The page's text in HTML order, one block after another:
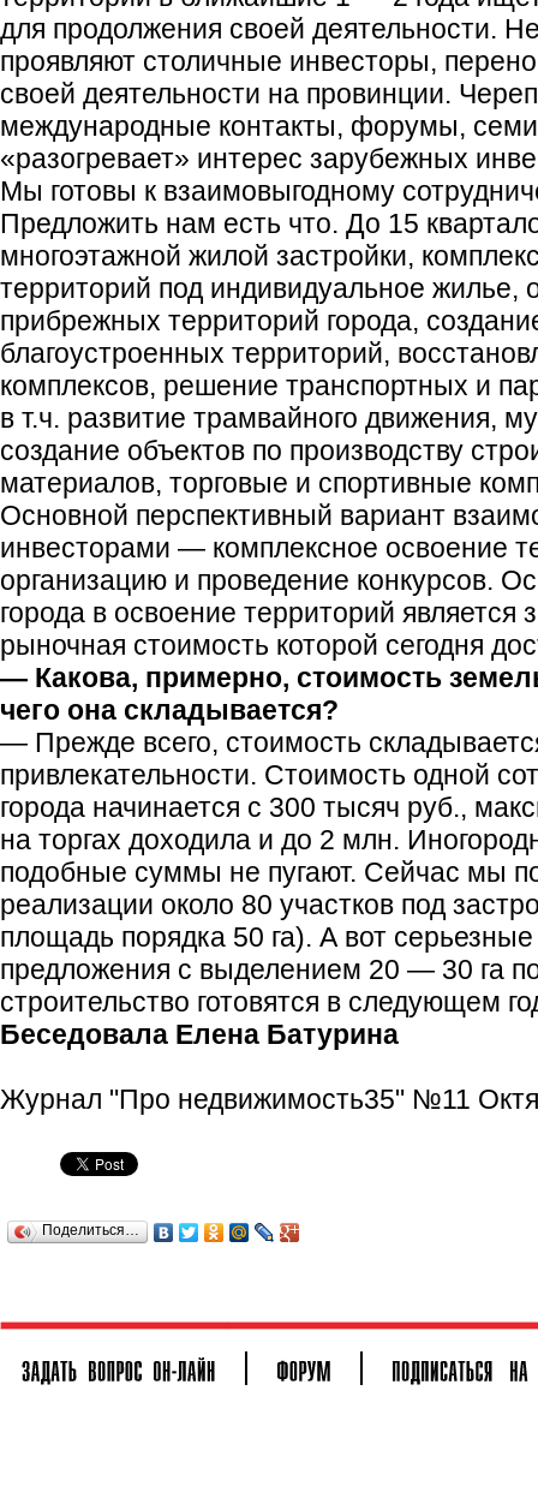
для продолжения своей деятельности.
проявляют столичные инвесторы,
своей деятельности на провинции.
международные контакты, форумы,
«разогревает» интерес зарубежных
Мы готовы к взаимовыгодному
Предложить нам есть что. До 15
многоэтажной жилой застройки,
территорий под индивидуальное жилье,
прибрежных территорий города,
благоустроенных территорий,
комплексов, решение транспортных и
в т.ч. развитие трамвайного движения,
создание объектов по производству
материалов, торговые и спортивные
Основной перспективный вариант
инвесторами — комплексное освоение
организацию и проведение конкурсов.
города в освоение территорий является
рыночная стоимость которой сегодня
— Какова, примерно, стоимость
чего она складывается?
— Прежде всего, стоимость
привлекательности. Стоимость одной
города начинается с 300 тысяч руб.,
на торгах доходила и до 2 млн.
подобные суммы не пугают. Сейчас мы
реализации около 80 участков под
площадь порядка 50 га). А вот
предложения с выделением 20 — 30 га
строительство готовятся в следующем
Беседовала Елена Батурина
Журнал "Про недвижимость35" №11
Поделиться…